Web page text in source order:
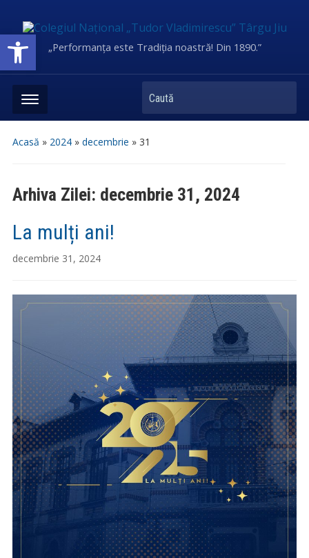
Deschide bara de unelte„Performanța este Tradiția noastră! Din 1890.”
Caută
Acasă » 2024» decembrie » 31
Arhiva Zilei: decembrie 31, 2024
La mulți ani!
decembrie 31, 2024